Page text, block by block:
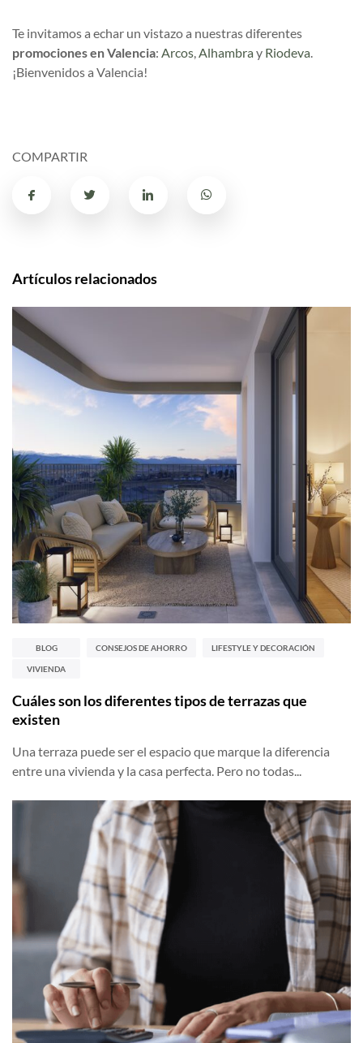
Te invitamos a echar un vistazo a nuestras diferentes
promociones en Valencia: Arcos Alhambra y Riodeva
¡Bienvenidos a Valencia!
COMPARTIR
Artículos relacionados
BLOG CONSEJOS DE AHORRO LIFESTYLE Y DECORACIÓN
VIVIENDA
Cuáles son los diferentes tipos de terrazas que
existen
Una terraza puede ser el espacio que marque la diferencia
entre una vivienda y la casa perfecta. Pero no todas...